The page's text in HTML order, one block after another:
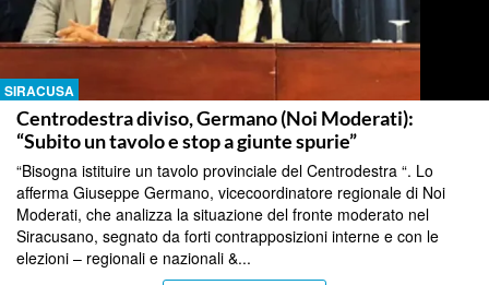
SIRACUSA
Centrodestra diviso, Germano (Noi Moderati):
“Subito un tavolo e stop a giunte spurie”
“Bisogna istituire un tavolo provinciale del Centrodestra “. Lo
afferma Giuseppe Germano, vicecoordinatore regionale di Noi
Moderati, che analizza la situazione del fronte moderato nel
Siracusano, segnato da forti contrapposizioni interne e con le
elezioni – regionali e nazionali &...